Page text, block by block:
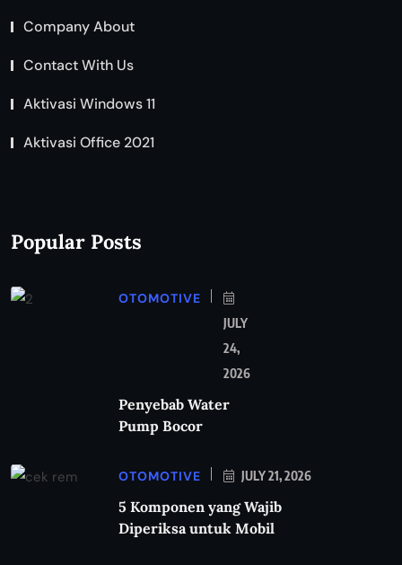
Company About
Contact With Us
Aktivasi Windows 11
Aktivasi Office 2021
Popular Posts
OTOMOTIVE
JULY
24,
2026
Penyebab Water
Pump Bocor
OTOMOTIVE JULY 21, 2026
5 Komponen yang Wajib
Diperiksa untuk Mobil